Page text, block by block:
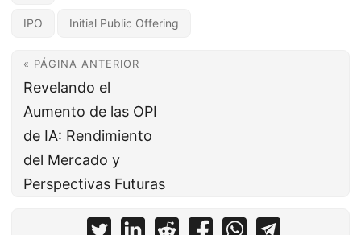
IPO Initial Public Offering
« PÁGINA ANTERIOR
Revelando el
Aumento de las OPI
de IA: Rendimiento
del Mercado y
Perspectivas Futuras